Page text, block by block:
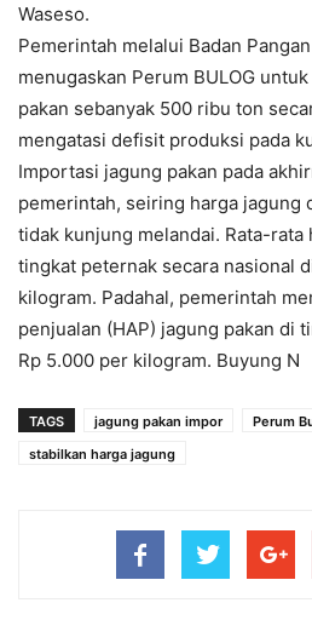
Waseso.
Pemerintah melalui Badan
menugaskan Perum BULOG
pakan sebanyak 500 ribu ton
mengatasi defisit produksi pada
Importasi jagung pakan pada
pemerintah, seiring harga jagung
tidak kunjung melandai. Rata-rata
tingkat peternak secara nasional
kilogram. Padahal, pemerintah
penjualan (HAP) jagung pakan di
Rp 5.000 per kilogram. Buyung N
TAGS jagung pakan impor
Perum
stabilkan harga jagung